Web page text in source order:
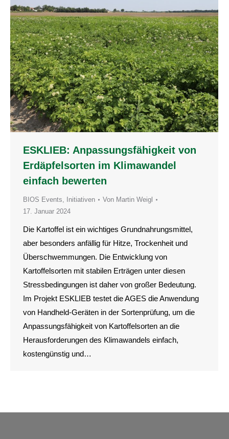
ESKLIEB: Anpassungsfähigkeit von
Erdäpfelsorten im Klimawandel
einfach bewerten
BIOS Events, Initiativen Von Martin Weigl
17. Januar 2024
Die Kartoffel ist ein wichtiges Grundnahrungsmittel,
aber besonders anfällig für Hitze, Trockenheit und
Überschwemmungen. Die Entwicklung von
Kartoffelsorten mit stabilen Erträgen unter diesen
Stressbedingungen ist daher von großer Bedeutung.
Im Projekt ESKLIEB testet die AGES die Anwendung
von Handheld-Geräten in der Sortenprüfung, um die
Anpassungsfähigkeit von Kartoffelsorten an die
Herausforderungen des Klimawandels einfach,
kostengünstig und…